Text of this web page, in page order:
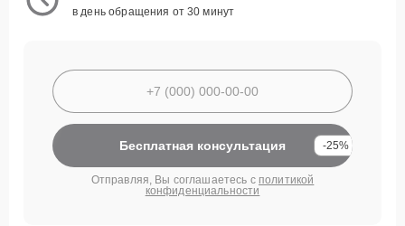
в день обращения от 30 минут
Бесплатная консультация -25%
Отправляя, Вы соглашаетесь с политикой
конфиденциальности